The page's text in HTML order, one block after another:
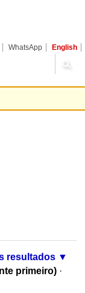
WhatsApp English
resultados
primeiro) ·